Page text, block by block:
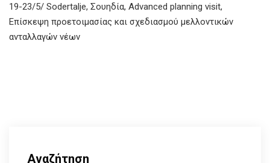
19-23/5/ Sodertalje, Σουηδία, Advanced planning visit,
Επίσκεψη προετοιμασίας και σχεδιασμού μελλοντικών
ανταλλαγών νέων
Αναζήτηση